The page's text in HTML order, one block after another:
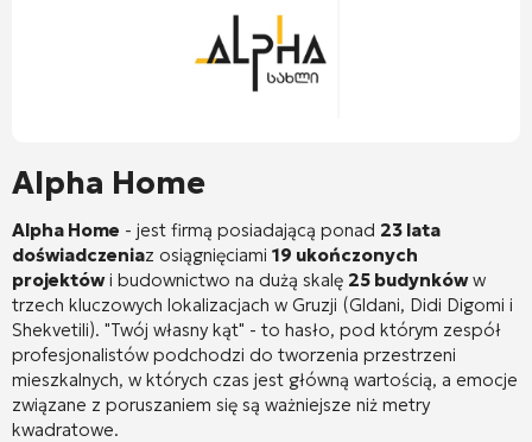
Alpha Home
Alpha Home - jest firmą posiadającą ponad 23 lata
doświadczeniaz osiągnięciami 19 ukończonych
projektówi budownictwo na dużą skalę 25 budynkóww
trzech kluczowych lokalizacjach w Gruzji (Gldani, Didi Digomi i
Shekvetili). "Twój własny kąt" - to hasło, pod którym zespół
profesjonalistów podchodzi do tworzenia przestrzeni
mieszkalnych, w których czas jest główną wartością, a emocje
związane z poruszaniem się są ważniejsze niż metry
kwadratowe.